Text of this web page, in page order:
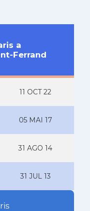
a
Ferrand
11 OCT 22
05 MAI 17
31 AGO 14
31 JUL 13